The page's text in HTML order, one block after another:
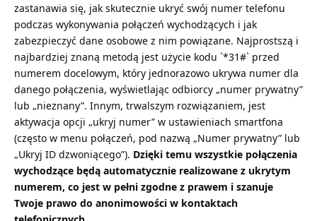
zastanawia się, jak skutecznie ukryć swój numer telefonu
podczas wykonywania połączeń wychodzących i jak
zabezpieczyć dane osobowe z nim powiązane. Najprostszą i
najbardziej znaną metodą jest użycie kodu `*31#` przed
numerem docelowym, który jednorazowo ukrywa numer dla
danego połączenia, wyświetlając odbiorcy „numer prywatny”
lub „nieznany”. Innym, trwalszym rozwiązaniem, jest
aktywacja opcji „ukryj numer” w ustawieniach smartfona
(często w menu połączeń, pod nazwą „Numer prywatny” lub
„Ukryj ID dzwoniącego”). Dzięki temu wszystkie połączenia
wychodzące będą automatycznie realizowane z ukrytym
numerem, co jest w pełni zgodne z prawem i szanuje
Twoje prawo do anonimowości w kontaktach